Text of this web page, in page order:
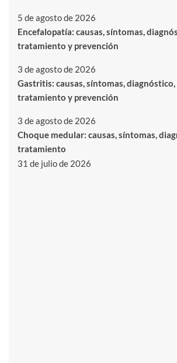
5 de agosto de 2026
Encefalopatía: causas, síntomas,
tratamiento y prevención
3 de agosto de 2026
Gastritis: causas, síntomas, diagnóstico,
tratamiento y prevención
3 de agosto de 2026
Choque medular: causas, síntomas,
tratamiento
31 de julio de 2026